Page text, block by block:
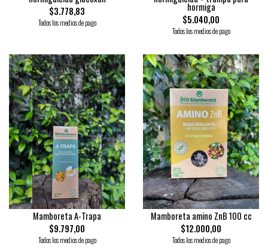
$3.778,83
Todos los medios de pago
hormiga
$5.040,00
Todos los medios de pago
Mamboreta A-Trapa
$9.797,00
Todos los medios de pago
Mamboreta amino ZnB 100 cc
$12.000,00
Todos los medios de pago